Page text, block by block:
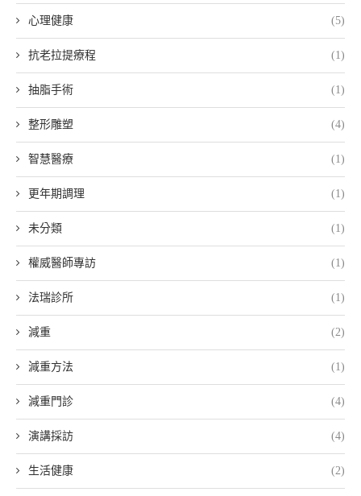
心理健康 (5)
抗老拉提療程 (1)
抽脂手術 (1)
整形雕塑 (4)
智慧醫療 (1)
更年期調理 (1)
未分類 (1)
權威醫師專訪 (1)
法瑞診所 (1)
減重 (2)
減重方法 (1)
減重門診 (4)
演講採訪 (4)
生活健康 (2)